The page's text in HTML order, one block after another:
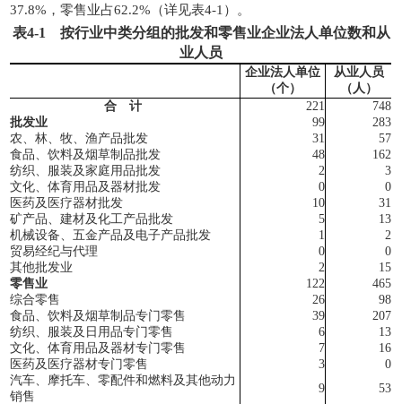
37.8%，零售业占62.2%（详见表4-1）。
表4-1 按行业中类分组的批发和零售业企业法人单位数和从
业人员
企业法人单位
（个）
从业人员
（人）
合 计
221
748
批发业
99
283
农、林、牧、渔产品批发
31
57
食品、饮料及烟草制品批发
48
162
纺织、服装及家庭用品批发
2
3
文化、体育用品及器材批发
0
0
医药及医疗器材批发
10
31
矿产品、建材及化工产品批发
5
13
机械设备、五金产品及电子产品批发
1
2
贸易经纪与代理
0
0
其他批发业
2
15
零售业
122
465
综合零售
26
98
食品、饮料及烟草制品专门零售
39
207
纺织、服装及日用品专门零售
6
13
文化、体育用品及器材专门零售
7
16
医药及医疗器材专门零售
3
0
汽车、摩托车、零配件和燃料及其他动力
销售
9
53